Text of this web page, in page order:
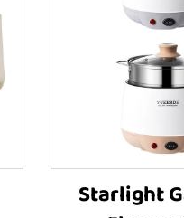
Starlight